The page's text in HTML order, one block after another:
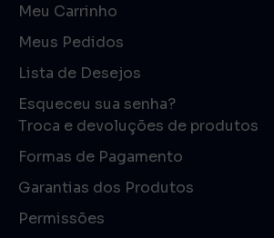
Meu Carrinho
Meus Pedidos
Lista de Desejos
Esqueceu sua senha?
Troca e devoluções de produtos
Formas de Pagamento
Garantias dos Produtos
Permissões